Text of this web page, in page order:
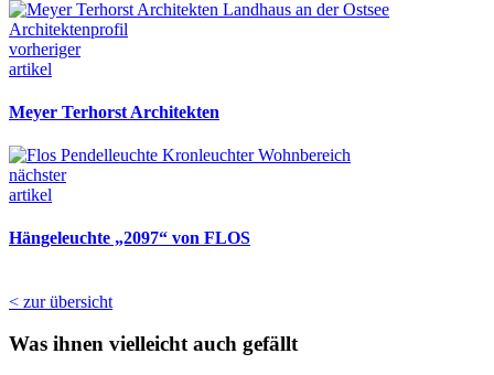
vorheriger
artikel
Mey­er Ter­horst Ar­chi­tek­ten
nächster
artikel
Hänge­leuch­te „2097“ von FLOS
< zur übersicht
Was ihnen vielleicht auch gefällt